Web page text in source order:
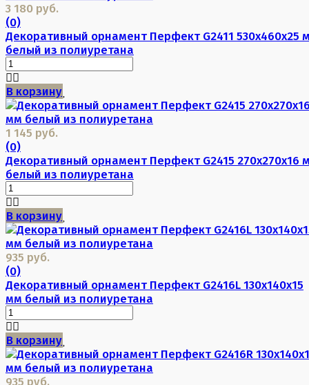
3 180 руб.
(0)
Декоративный орнамент Перфект G2411 530х460х25
белый из полиуретана
В корзину
1 145 руб.
(0)
Декоративный орнамент Перфект G2415 270х270х16
белый из полиуретана
В корзину
935 руб.
(0)
Декоративный орнамент Перфект G2416L 130х140х15
мм белый из полиуретана
В корзину
935 руб.